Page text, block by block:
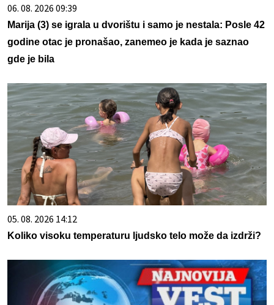
06. 08. 2026 09:39
Marija (3) se igrala u dvorištu i samo je nestala: Posle 42
godine otac je pronašao, zanemeo je kada je saznao
gde je bila
05. 08. 2026 14:12
Koliko visoku temperaturu ljudsko telo može da izdrži?